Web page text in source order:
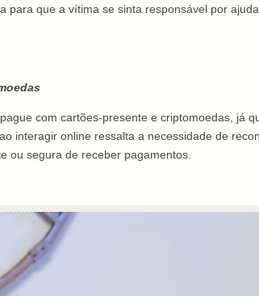
para que a vítima se sinta responsável por
com cartões-presente e criptomoedas, já
interagir online ressalta a necessidade de
ou segura de receber pagamentos.